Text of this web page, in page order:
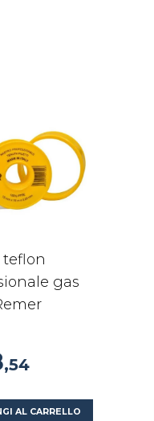
teflon
gas
,54
AL CARRELLO